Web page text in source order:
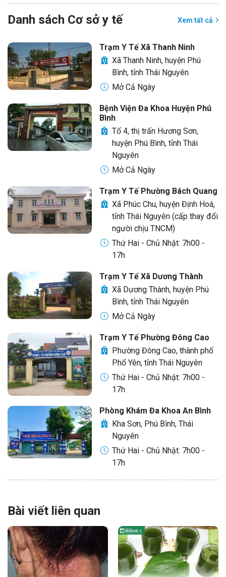
Danh sách Cơ sở y tế Xem tất cả
Trạm Y Tế Xã Thanh Ninh
Xã Thanh Ninh, huyện Phú
Bình, tỉnh Thái Nguyên
Mở Cả Ngày
Bệnh Viện Đa Khoa Huyện Phú
Bình
Tổ 4, thị trấn Hương Sơn,
huyện Phú Bình, tỉnh Thái
Nguyên
Mở Cả Ngày
Trạm Y Tế Phường Bách Quang
Xã Phúc Chu, huyện Định Hoá,
tỉnh Thái Nguyên (cấp thay đổi
người chịu TNCM)
Thứ Hai - Chủ Nhật: 7h00 -
17h
Trạm Y Tế Xã Dương Thành
Xã Dương Thành, huyện Phú
Bình, tỉnh Thái Nguyên
Mở Cả Ngày
Trạm Y Tế Phường Đông Cao
Phường Đông Cao, thành phố
Phổ Yên, tỉnh Thái Nguyên
Thứ Hai - Chủ Nhật: 7h00 -
17h
Phòng Khám Đa Khoa An Bình
Kha Sơn, Phú Bình, Thái
Nguyên
Thứ Hai - Chủ Nhật: 7h00 -
17h
Bài viết liên quan